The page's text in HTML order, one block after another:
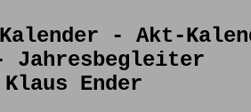
- Akt-
Jahresbegleiter
Ender